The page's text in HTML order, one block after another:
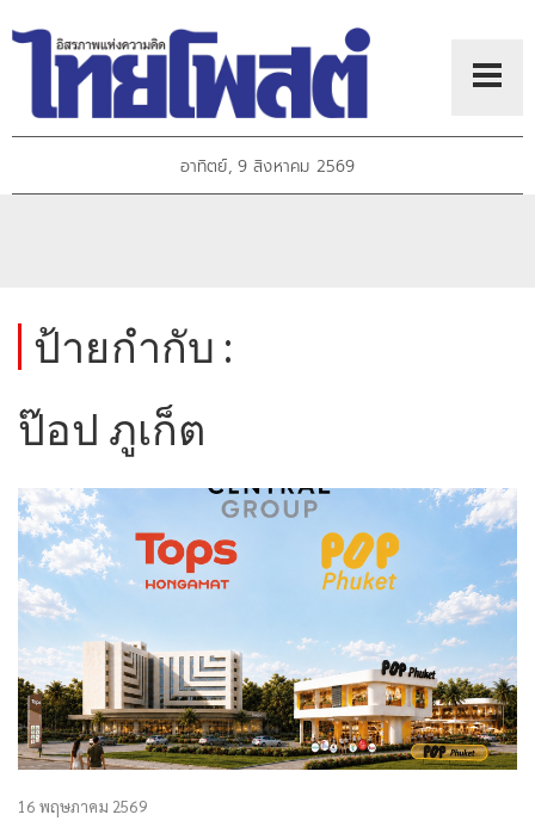
อาทิตย์, 9 สิงหาคม 2569
ป้ายกำกับ :
ป๊อป ภูเก็ต
16 พฤษภาคม 2569